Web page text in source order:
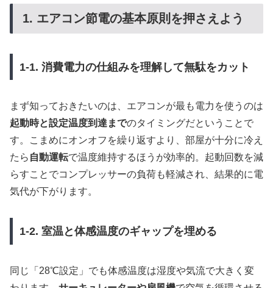
1. エアコン節電の基本原則を押さえよう
1-1. 消費電力の仕組みを理解して無駄をカット
まず知っておきたいのは、エアコンが最も電力を使うのは
起動時と設定温度到達までのタイミングだということで
す。こまめにオンオフを繰り返すより、部屋が十分に冷え
たら 自動運転で温度維持するほうが効率的。起動回数を減
らすことでコンプレッサーの負荷も軽減され、結果的に電
気代が下がります。
1-2. 室温と体感温度のギャップを埋める
同じ「28℃設定」でも体感温度は湿度や気流で大きく変